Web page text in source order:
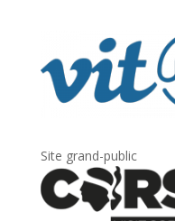
Site grand-public